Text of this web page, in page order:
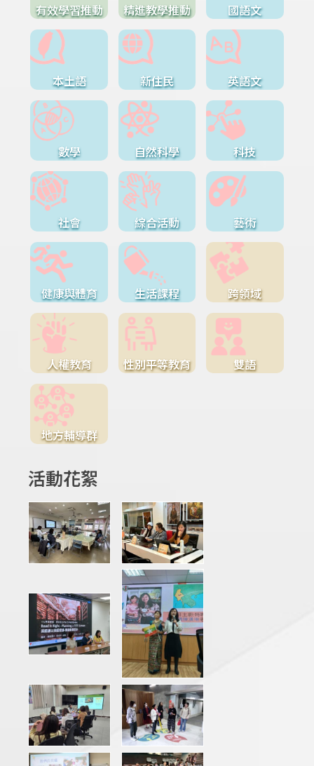
有效學習推動 精進教學推動 國語文
本土語 新住民 英語文
數學 自然科學 科技
社會 綜合活動 藝術
健康與體育 生活課程 跨領域
人權教育 性別平等教育 雙語
地方輔導群
活動花絮